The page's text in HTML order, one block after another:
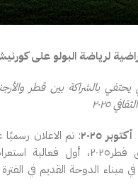
لرياضة البولو على
يحتفي بالشراكة بين قطر
٢٠٢٥
: تم الاعلان رسميًا
قطر٢٠٢٥، أول فعالية